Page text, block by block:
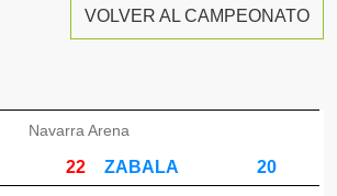
VOLVER AL CAMPEONATO
22 ZABALA 20
Navarra Arena